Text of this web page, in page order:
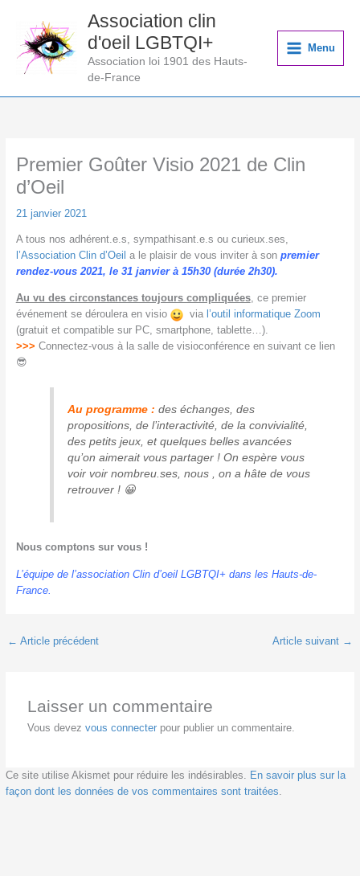
contenu
Association clin
d'oeil LGBTQI+
Association loi 1901 des Hauts-
de-France
Menu
Premier Goûter Visio 2021 de Clin
d’Oeil
21 janvier 2021
A tous nos adhérent.e.s, sympathisant.e.s ou curieux.ses,
l’Association Clin d’Oeil a le plaisir de vous inviter à son premier
rendez-vous 2021, le 31 janvier à 15h30 (durée 2h30).
Au vu des circonstances toujours compliquées, ce premier
événement se déroulera en visio
via l’outil informatique Zoom
(gratuit et compatible sur PC, smartphone, tablette…).
>>> Connectez-vous à la salle de visioconférence en suivant ce lien
😎
Au programme : des échanges, des
propositions, de l’interactivité, de la convivialité,
des petits jeux, et quelques belles avancées
qu’on aimerait vous partager ! On espère vous
voir voir nombreu.ses, nous , on a hâte de vous
retrouver ! 😀
Nous comptons sur vous !
L’équipe de l’association Clin d’oeil LGBTQI+ dans les Hauts-de-
France.
← Article précédent Article suivant →
Laisser un commentaire
Vous devezvous connecter pour publier un commentaire.
Ce site utilise Akismet pour réduire les indésirables. En savoir plus sur la
façon dont les données de vos commentaires sont traitées